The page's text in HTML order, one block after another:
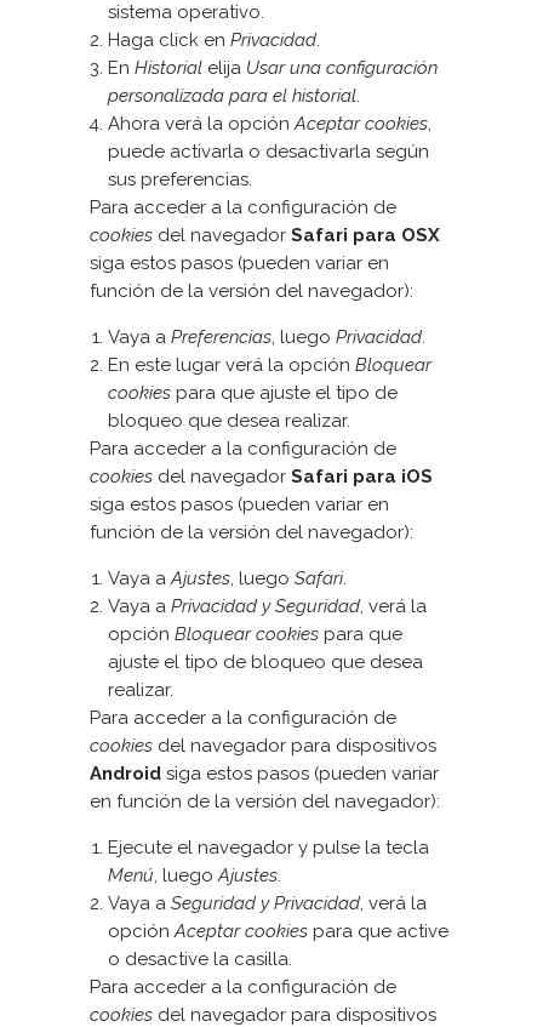
sistema operativo.
Haga click en Privacidad.
En Historial elija Usar una configuración
personalizada para el historial.
Ahora verá la opciónAceptar cookies,
puede activarla o desactivarla según
sus preferencias.
Para acceder a la configuración de
cookies del navegador Safari para OSX
siga estos pasos (pueden variar en
función de la versión del navegador):
Vaya a Preferencias, luego Privacidad.
En este lugar verá la opción Bloquear
cookies para que ajuste el tipo de
bloqueo que desea realizar.
Para acceder a la configuración de
cookies del navegador Safari para iOS
siga estos pasos (pueden variar en
función de la versión del navegador):
Vaya aAjustes, luego Safari.
Vaya a Privacidad y Seguridad, verá la
opción Bloquear cookies para que
ajuste el tipo de bloqueo que desea
realizar.
Para acceder a la configuración de
cookies del navegador para dispositivos
Android siga estos pasos (pueden variar
en función de la versión del navegador):
Ejecute el navegador y pulse la tecla
Menú, luegoAjustes.
Vaya a Seguridad y Privacidad, verá la
opciónAceptar cookies para que active
o desactive la casilla.
Para acceder a la configuración de
cookies del navegador para dispositivos